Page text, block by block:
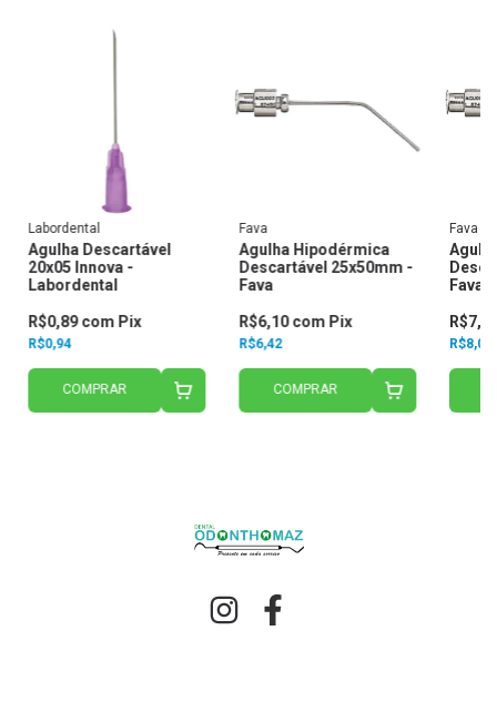
Labordental
Agulha Descartável
20x05 Innova -
Labordental
R$0,94
R$0,89com Pix
COMPRAR
Fava
Agulha Hipodérmica
Descartável 25x50mm -
Fava
R$6,42
R$6,10com Pix
COMPRAR
Fava
Fava
R$8,01